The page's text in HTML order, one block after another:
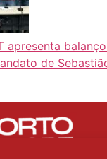
apresenta
de